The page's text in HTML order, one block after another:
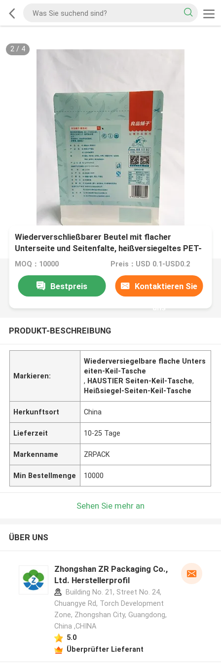
2/ 4
Wiederverschließbarer Beutel mit flacher
Unterseite und Seitenfalte, heißversiegeltes PET-
Material
MOQ：10000 Preis：USD 0.1-USD0.2
Bestpreis Kontaktieren Sie
uns
PRODUKT-BESCHREIBUNG
Markieren:
Wiederversiegelbare flache Unters
eiten-Keil-Tasche
, HAUSTIER Seiten-Keil-Tasche,
Heißsiegel-Seiten-Keil-Tasche
Herkunftsort China
Lieferzeit 10-25 Tage
Markenname ZRPACK
Min Bestellmenge 10000
Sehen Sie mehr an
ÜBER UNS
Zhongshan ZR Packaging Co.,
Ltd. Herstellerprofil
Building No. 21, Street No. 24,
Chuangye Rd, Torch Development
Zone, Zhongshan City, Guangdong,
China ,CHINA
5.0
Überprüfter Lieferant